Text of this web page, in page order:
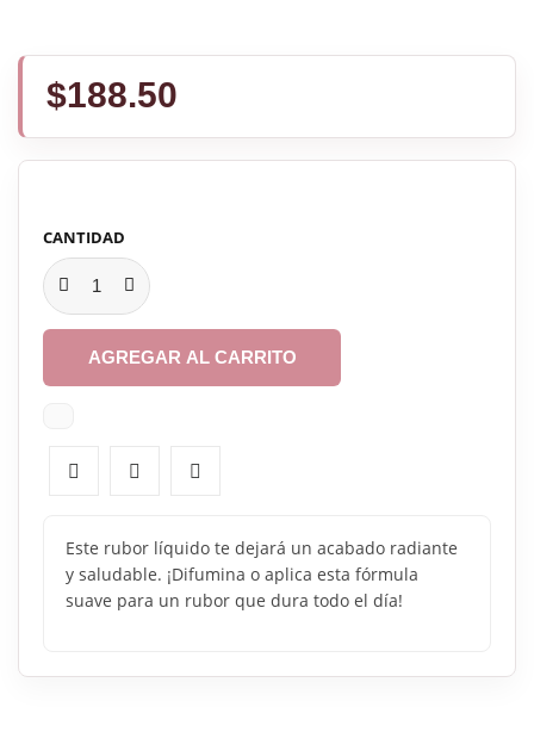
$188.50
CANTIDAD
AGREGAR AL CARRITO
Este rubor líquido te dejará un acabado radiante
y saludable. ¡Difumina o aplica esta fórmula
suave para un rubor que dura todo el día!